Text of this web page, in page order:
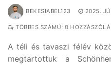
BEKESIABEL123 2025.
TÖBBES SZÁMÚ: 0
A téli és tavaszi félév
megtartottuk a